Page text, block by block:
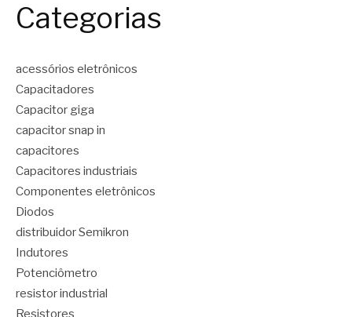
Categorias
acessórios eletrônicos
Capacitadores
Capacitor giga
capacitor snap in
capacitores
Capacitores industriais
Componentes eletrônicos
Diodos
distribuidor Semikron
Indutores
Potenciômetro
resistor industrial
Resistores